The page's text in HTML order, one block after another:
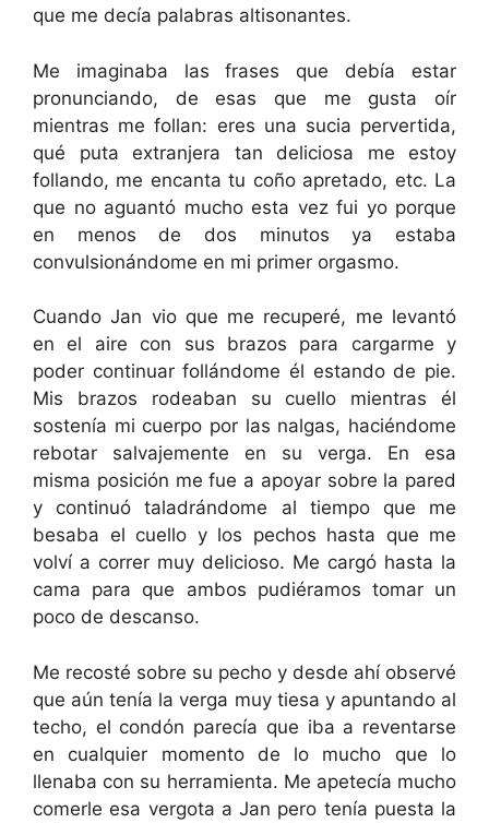
que me decía palabras altisonantes.
Me imaginaba las frases que debía estar
pronunciando, de esas que me gusta oír
mientras me follan: eres una sucia pervertida,
qué puta extranjera tan deliciosa me estoy
follando, me encanta tu coño apretado, etc. La
que no aguantó mucho esta vez fui yo porque
en menos de dos minutos ya estaba
convulsionándome en mi primer orgasmo.
Cuando Jan vio que me recuperé, me levantó
en el aire con sus brazos para cargarme y
poder continuar follándome él estando de pie.
Mis brazos rodeaban su cuello mientras él
sostenía mi cuerpo por las nalgas, haciéndome
rebotar salvajemente en su verga. En esa
misma posición me fue a apoyar sobre la pared
y continuó taladrándome al tiempo que me
besaba el cuello y los pechos hasta que me
volví a correr muy delicioso. Me cargó hasta la
cama para que ambos pudiéramos tomar un
poco de descanso.
Me recosté sobre su pecho y desde ahí observé
que aún tenía la verga muy tiesa y apuntando al
techo, el condón parecía que iba a reventarse
en cualquier momento de lo mucho que lo
llenaba con su herramienta. Me apetecía mucho
comerle esa vergota a Jan pero tenía puesta la